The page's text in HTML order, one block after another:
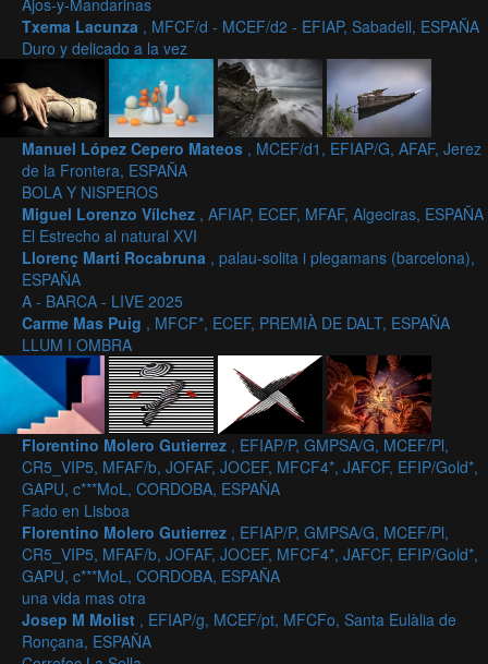
Ajos-y-Mandarinas
Txema Lacunza , MFCF/d - MCEF/d2 - EFIAP, Sabadell, ESPAÑA
Duro y delicado a la vez
Manuel López Cepero Mateos , MCEF/d1, EFIAP/G, AFAF, Jerez
de la Frontera, ESPAÑA
BOLA Y NISPEROS
Miguel Lorenzo Vílchez , AFIAP, ECEF, MFAF, Algeciras, ESPAÑA
El Estrecho al natural XVI
Llorenç Marti Rocabruna , palau-solita i plegamans (barcelona),
ESPAÑA
A - BARCA - LIVE 2025
Carme Mas Puig , MFCF*, ECEF, PREMIÀ DE DALT, ESPAÑA
LLUM I OMBRA
Florentino Molero Gutierrez , EFIAP/P, GMPSA/G, MCEF/Pl,
CR5_VIP5, MFAF/b, JOFAF, JOCEF, MFCF4*, JAFCF, EFIP/Gold*,
GAPU, c***MoL, CORDOBA, ESPAÑA
Fado en Lisboa
Florentino Molero Gutierrez , EFIAP/P, GMPSA/G, MCEF/Pl,
CR5_VIP5, MFAF/b, JOFAF, JOCEF, MFCF4*, JAFCF, EFIP/Gold*,
GAPU, c***MoL, CORDOBA, ESPAÑA
una vida mas otra
Josep M Molist , EFIAP/g, MCEF/pt, MFCFo, Santa Eulàlia de
Ronçana, ESPAÑA